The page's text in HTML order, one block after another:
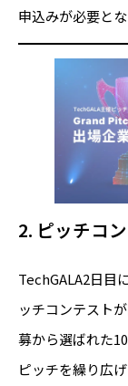
申込みが必要とな
2. ピッチコ
TechGALA2日目
ッチコンテスト
募から選ばれた
ピッチを繰り広